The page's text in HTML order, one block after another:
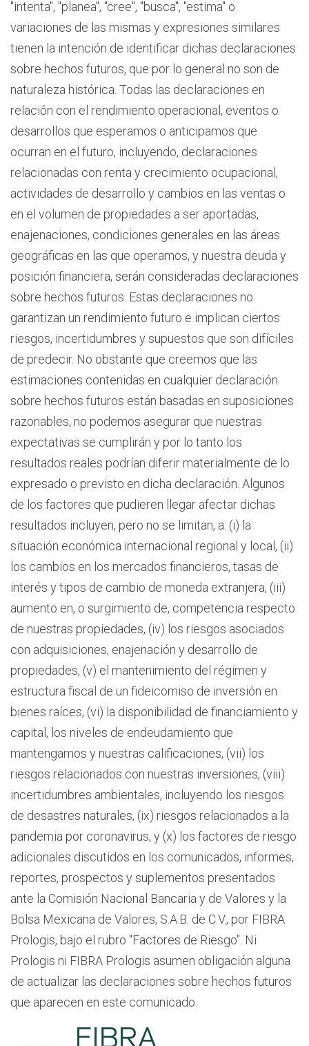
"intenta", "planea", "cree", "busca", "estima" o
variaciones de las mismas y expresiones similares
tienen la intención de identificar dichas declaraciones
sobre hechos futuros, que por lo general no son de
naturaleza histórica. Todas las declaraciones en
relación con el rendimiento operacional, eventos o
desarrollos que esperamos o anticipamos que
ocurran en el futuro, incluyendo, declaraciones
relacionadas con renta y crecimiento ocupacional,
actividades de desarrollo y cambios en las ventas o
en el volumen de propiedades a ser aportadas,
enajenaciones, condiciones generales en las áreas
geográficas en las que operamos, y nuestra deuda y
posición financiera, serán consideradas declaraciones
sobre hechos futuros. Estas declaraciones no
garantizan un rendimiento futuro e implican ciertos
riesgos, incertidumbres y supuestos que son difíciles
de predecir. No obstante que creemos que las
estimaciones contenidas en cualquier declaración
sobre hechos futuros están basadas en suposiciones
razonables, no podemos asegurar que nuestras
expectativas se cumplirán y por lo tanto los
resultados reales podrían diferir materialmente de lo
expresado o previsto en dicha declaración. Algunos
de los factores que pudieren llegar afectar dichas
resultados incluyen, pero no se limitan, a: (i) la
situación económica internacional regional y local, (ii)
los cambios en los mercados financieros, tasas de
interés y tipos de cambio de moneda extranjera, (iii)
aumento en, o surgimiento de, competencia respecto
de nuestras propiedades, (iv) los riesgos asociados
con adquisiciones, enajenación y desarrollo de
propiedades, (v) el mantenimiento del régimen y
estructura fiscal de un fideicomiso de inversión en
bienes raíces, (vi) la disponibilidad de financiamiento y
capital, los niveles de endeudamiento que
mantengamos y nuestras calificaciones, (vii) los
riesgos relacionados con nuestras inversiones, (viii)
incertidumbres ambientales, incluyendo los riesgos
de desastres naturales, (ix) riesgos relacionados a la
pandemia por coronavirus, y (x) los factores de riesgo
adicionales discutidos en los comunicados, informes,
reportes, prospectos y suplementos presentados
ante la Comisión Nacional Bancaria y de Valores y la
Bolsa Mexicana de Valores, S.A.B. de C.V., por FIBRA
Prologis, bajo el rubro "Factores de Riesgo". Ni
Prologis ni FIBRA Prologis asumen obligación alguna
de actualizar las declaraciones sobre hechos futuros
que aparecen en este comunicado.